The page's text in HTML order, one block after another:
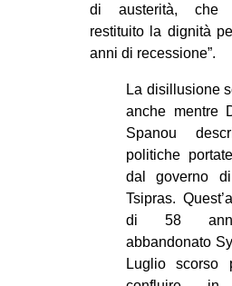
di austerità, che
restituito la dignità
anni di recessione”.
La disillusione
anche mentre
Spanou
politiche
dal governo
Tsipras.
di 58
abbandonato
Luglio scorso